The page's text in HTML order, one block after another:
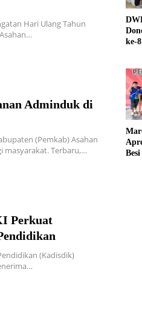
Hari Ulang Tahun
Adminduk di
(Pemkab) Asahan
masyarakat. Terbaru,…
Perkuat
(Kadisdik)
ke-